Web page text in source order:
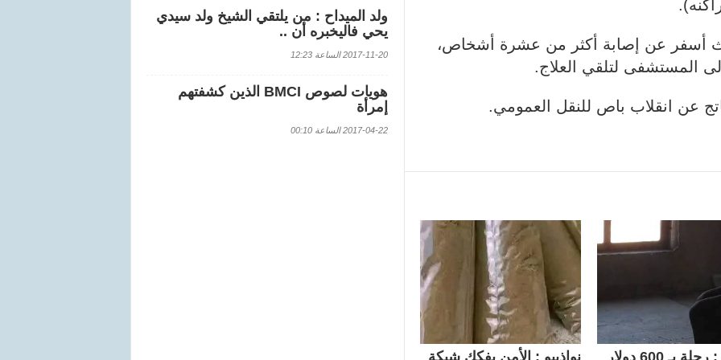
أسفر عن إصابة أكثر من عشرة أشخاص،
المستشفى لتلقي العلاج.
عن انقلاب باص للنقل العمومي.
امريكا : رحلة بـ 600 دولار نواذيبو : الأمن يفكك شبكة
ولد الميداح : من يلتقي الشيخ ولد سيدي
يحي فاليخبره أن ..
2017-11-20 الساعة 12:23
هويات لصوص BMCI الذين كشفتهم
إمرأة
2017-04-22 الساعة 00:10